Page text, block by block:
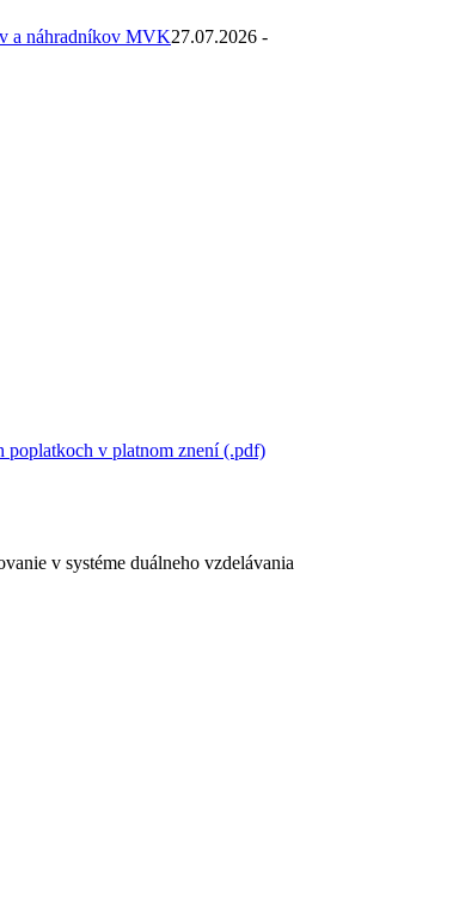
a náhradníkov MVK27.07.2026 -
poplatkoch v platnom znení (.pdf)
v systéme duálneho vzdelávania